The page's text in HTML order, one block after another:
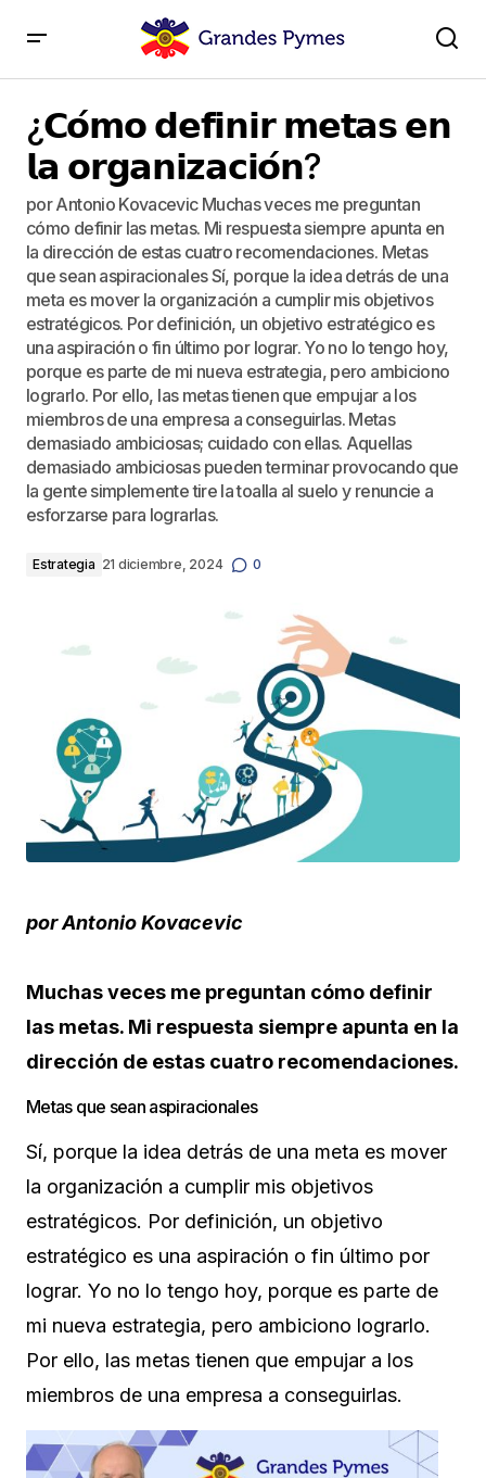
¿𝗖𝗼́𝗺𝗼 𝗱𝗲𝗳𝗶𝗻𝗶𝗿 𝗺𝗲𝘁𝗮𝘀 𝗲𝗻
𝗹𝗮 𝗼𝗿𝗴𝗮𝗻𝗶𝘇𝗮𝗰𝗶𝗼́𝗻?
por Antonio Kovacevic Muchas veces me preguntan
cómo definir las metas. Mi respuesta siempre apunta en
la dirección de estas cuatro recomendaciones. Metas
que sean aspiracionales Sí, porque la idea detrás de una
meta es mover la organización a cumplir mis objetivos
estratégicos. Por definición, un objetivo estratégico es
una aspiración o fin último por lograr. Yo no lo tengo hoy,
porque es parte de mi nueva estrategia, pero ambiciono
lograrlo. Por ello, las metas tienen que empujar a los
miembros de una empresa a conseguirlas. Metas
demasiado ambiciosas; cuidado con ellas. Aquellas
demasiado ambiciosas pueden terminar provocando que
la gente simplemente tire la toalla al suelo y renuncie a
esforzarse para lograrlas.
Estrategia 21 diciembre, 2024 0
porAntonio Kovacevic
Muchas veces me preguntan cómo definir
las metas. Mi respuesta siempre apunta en la
dirección de estas cuatro recomendaciones.
Metas que sean aspiracionales
Sí, porque la idea detrás de una meta es mover
la organización a cumplir mis objetivos
estratégicos. Por definición, un objetivo
estratégico es una aspiración o fin último por
lograr. Yo no lo tengo hoy, porque es parte de
mi nueva estrategia, pero ambiciono lograrlo.
Por ello, las metas tienen que empujar a los
miembros de una empresa a conseguirlas.